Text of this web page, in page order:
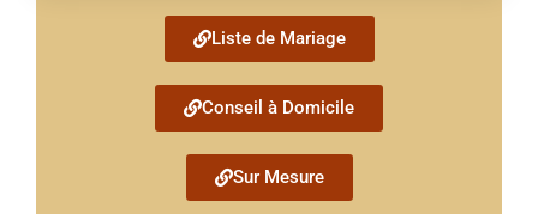
Liste de Mariage
Conseil à Domicile
Sur Mesure